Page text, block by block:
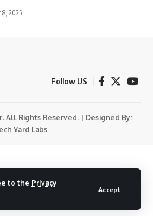
to the Privacy
Accept
8, 2025
Follow US
All Rights Reserved. | Designed By:
Yard Labs